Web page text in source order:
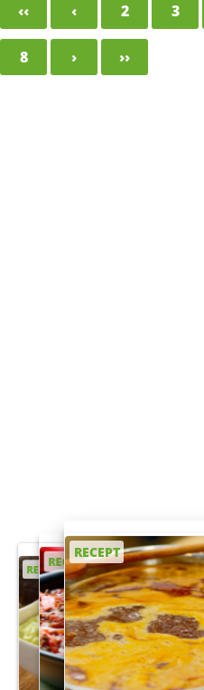
‹‹ ‹ 2 3
8 › ››
RECEPT
RECEPT
RECEPT
RECEPT
RECEPT